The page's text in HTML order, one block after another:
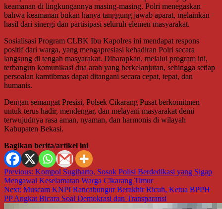
keamanan di lingkungannya masing-masing. Polri menegaskan
bahwa keamanan bukan hanya tanggung jawab aparat, melainkan
hasil dari sinergi dan partisipasi seluruh elemen masyarakat.
Sosialisasi Program CLBK Ibu Kapolres ini mendapat respons
positif dari warga, yang mengapresiasi kehadiran Polri secara
langsung di tengah masyarakat. Diharapkan, melalui program ini,
terbangun komunikasi dua arah yang berkelanjutan, sehingga setiap
persoalan kamtibmas dapat ditangani secara cepat, tepat, dan
humanis.
Dengan semangat Presisi, Polsek Cikarang Pusat berkomitmen
untuk terus hadir, mendengar, dan melayani masyarakat demi
terwujudnya rasa aman, nyaman, dan harmonis di wilayah
Kabupaten Bekasi.
Bagikan berita/artikel ini
Navigasi
pos
Previous: Kompol Sugiharto, Sosok Polisi Berdedikasi yang Sigap
Mengawal Keselamatan Warga Cikarang Timur
Next: Muscam KNPI Rancabungur Berakhir Ricuh, Ketua BPPH
PP Angkat Bicara Soal Demokrasi dan Transparansi